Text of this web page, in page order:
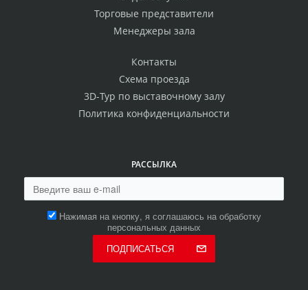
Торговые представители
Менеджеры зала
Контакты
Схема проезда
3D-Тур по выставочному залу
Политика конфиденциальности
РАССЫЛКА
Нажимая на кнопку, я соглашаюсь на обработку
персональных данных
ПОДПИСАТЬСЯ